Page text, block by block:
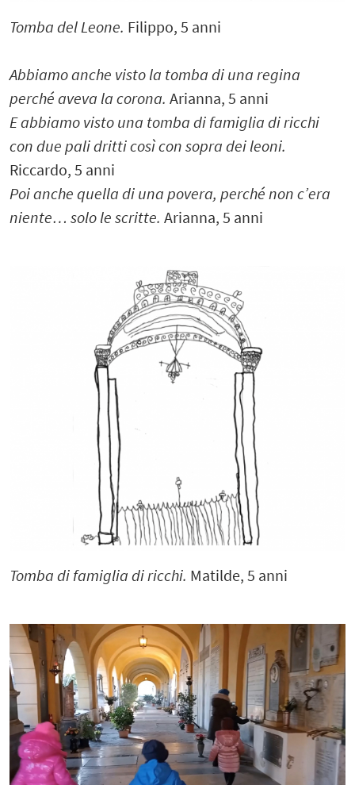
Tomba del Leone. Filippo, 5 anni
Abbiamo anche visto la tomba di una regina
perché aveva la corona. Arianna, 5 anni
E abbiamo visto una tomba di famiglia di ricchi
con due pali dritti così con sopra dei leoni.
Riccardo, 5 anni
Poi anche quella di una povera, perché non c’era
niente… solo le scritte. Arianna, 5 anni
Tomba di famiglia di ricchi. Matilde, 5 anni